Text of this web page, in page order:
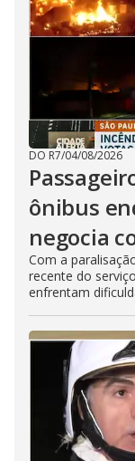
DO R7/04/08/2026
ônibus
negocia
Com a
recente do
enfrentam